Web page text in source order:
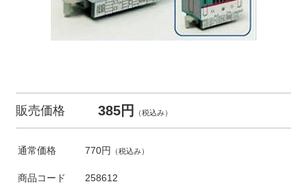
販売価格 385円 （税込み）
通常価格 770円 （税込み）
商品コード 258612